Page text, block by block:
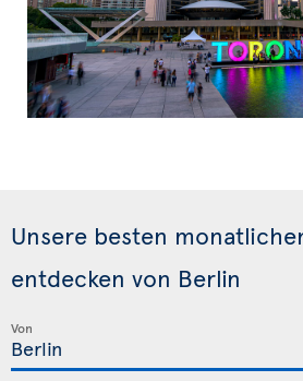
Unsere besten
entdecken von Berlin
Von